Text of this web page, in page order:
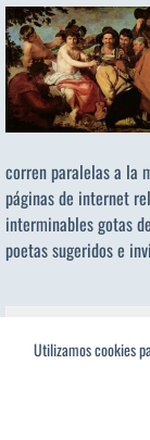
Utilizamos cookies
corren paralelas a la
páginas de internet
interminables gotas
poetas sugeridose
Buscar: